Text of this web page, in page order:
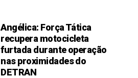
Angélica: Força Tática
recupera motocicleta
furtada durante operação
nas proximidades do
DETRAN